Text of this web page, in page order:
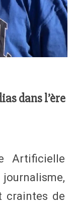
dans l’ère
Artificielle
craintes de